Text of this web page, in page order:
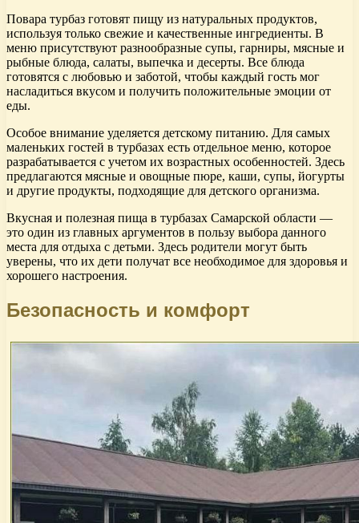
Повара турбаз готовят пищу из натуральных продуктов,
используя только свежие и качественные ингредиенты. В
меню присутствуют разнообразные супы, гарниры, мясные и
рыбные блюда, салаты, выпечка и десерты. Все блюда
готовятся с любовью и заботой, чтобы каждый гость мог
насладиться вкусом и получить положительные эмоции от
еды.
Особое внимание уделяется детскому питанию. Для самых
маленьких гостей в турбазах есть отдельное меню, которое
разрабатывается с учетом их возрастных особенностей. Здесь
предлагаются мясные и овощные пюре, каши, супы, йогурты
и другие продукты, подходящие для детского организма.
Вкусная и полезная пища в турбазах Самарской области —
это один из главных аргументов в пользу выбора данного
места для отдыха с детьми. Здесь родители могут быть
уверены, что их дети получат все необходимое для здоровья и
хорошего настроения.
Безопасность и комфорт